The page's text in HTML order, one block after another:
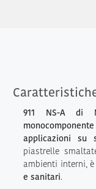
911 NS-A di
applicazioni su
piastrelle
ambienti interni,
e sanitari.